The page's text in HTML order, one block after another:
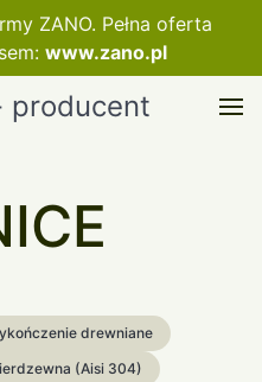
ZANO. Pełna oferta
www.zano.pl
producent
drewniane
(Aisi 304)